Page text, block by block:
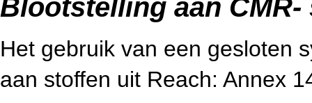
Blootstelling aan CMR-
Het gebruik van een gesloten
aan stoffen uit Reach: Annex